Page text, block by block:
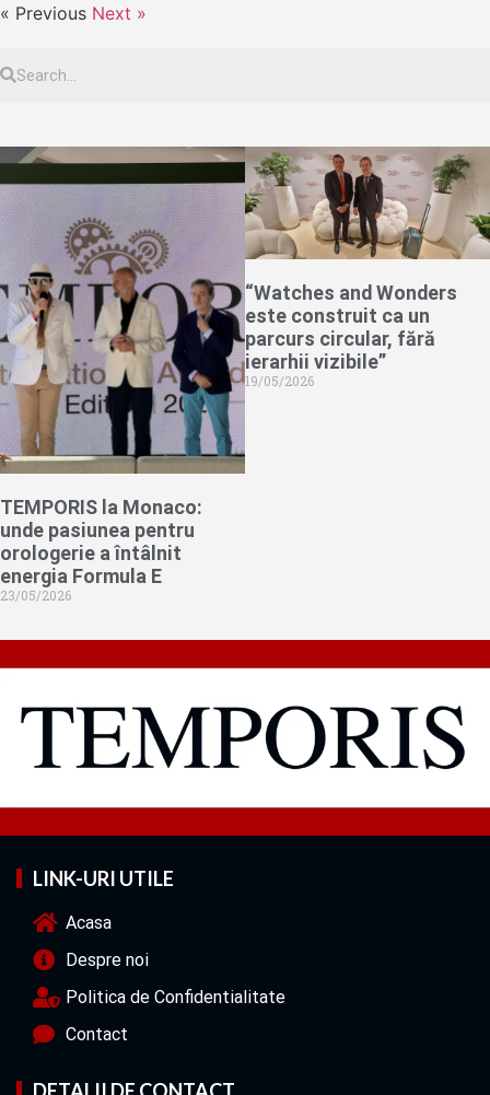
« Previous Next »
TEMPORIS la Monaco:
unde pasiunea pentru
orologerie a întâlnit
energia Formula E
23/05/2026
“Watches and Wonders
este construit ca un
parcurs circular, fără
ierarhii vizibile”
19/05/2026
LINK-URI UTILE
Acasa
Despre noi
Politica de Confidentialitate
Contact